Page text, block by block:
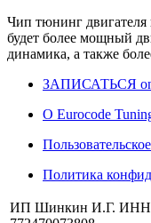
Чип тюнинг двигателя
будет более мощный
динамика, а также
ЗАПИСАТЬСЯ
О Eurocode
Политика
ИП Шинкин И.Г. ИНН